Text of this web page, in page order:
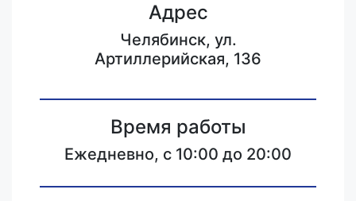
Адрес
Челябинск, ул.
Артиллерийская, 136
Время работы
Ежедневно, с 10:00 до 20:00